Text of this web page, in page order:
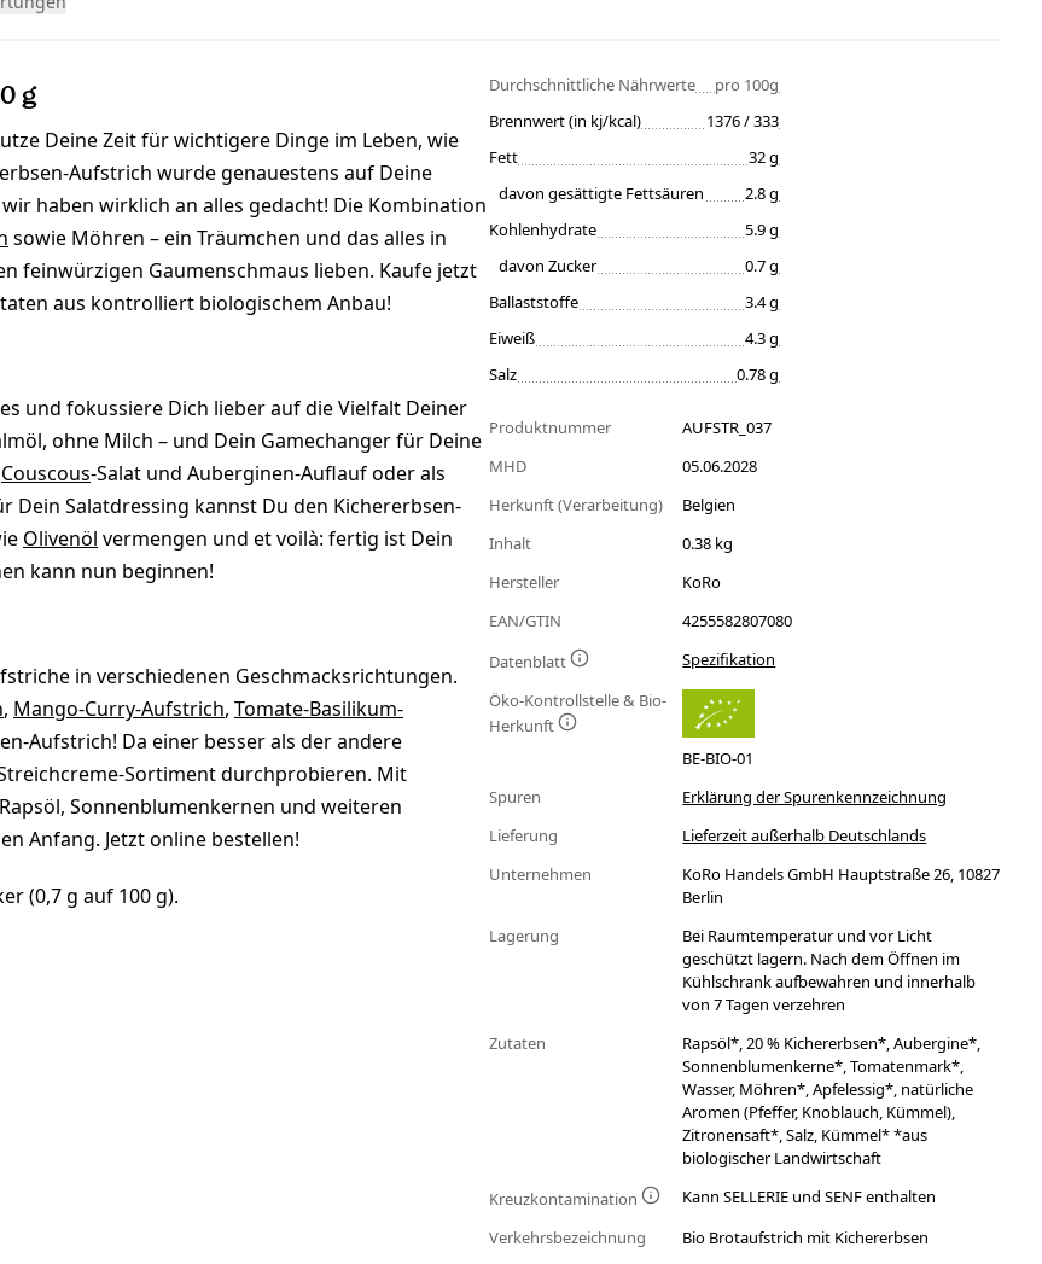
g
Deine Zeit für wichtigere Dinge im Leben, wie
Aufstrich wurde genauestens auf Deine
haben wirklich an alles gedacht! Die Kombination
sowie Möhren – ein Träumchen und das alles in
feinwürzigen Gaumenschmaus lieben. Kaufe jetzt
aus kontrolliert biologischem Anbau!
und fokussiere Dich lieber auf die Vielfalt Deiner
ohne Milch – und Dein Gamechanger für Deine
Couscous-Salat und Auberginen-Auflauf oder als
Dein Salatdressing kannst Du den Kichererbsen-
Olivenöl vermengen und et voilà: fertig ist Dein
kann nun beginnen!
in verschiedenen Geschmacksrichtungen.
, Mango-Curry-Aufstrich, Tomate-Basilikum-
Aufstrich! Da einer besser als der andere
Sortiment durchprobieren. Mit
Sonnenblumenkernen und weiteren
Anfang. Jetzt online bestellen!
(0,7 g auf 100 g).
Durchschnittliche Nährwerte
pro 100g
Brennwert (in kj/kcal)
1376 / 333
Fett
32 g
davon gesättigte Fettsäuren
2.8 g
Kohlenhydrate
5.9 g
davon Zucker
0.7 g
Ballaststoffe
3.4 g
Eiweiß
4.3 g
Salz
0.78 g
Produktnummer
AUFSTR_037
MHD
05.06.2028
Herkunft (Verarbeitung)
Belgien
Inhalt
0.38 kg
Hersteller
KoRo
EAN/GTIN
4255582807080
Datenblatt
Spezifikation
Öko-Kontrollstelle & Bio-
Herkunft
BE-BIO-01
Spuren
Erklärung der Spurenkennzeichnung
Lieferung
Lieferzeit außerhalb Deutschlands
Unternehmen
KoRo Handels GmbH Hauptstraße 26, 10827
Berlin
Lagerung
Bei Raumtemperatur und vor Licht
geschützt lagern. Nach dem Öffnen im
Kühlschrank aufbewahren und innerhalb
von 7 Tagen verzehren
Zutaten
Rapsöl*, 20 % Kichererbsen*, Aubergine*,
Sonnenblumenkerne*, Tomatenmark*,
Wasser, Möhren*, Apfelessig*, natürliche
Aromen (Pfeffer, Knoblauch, Kümmel),
Zitronensaft*, Salz, Kümmel* *aus
biologischer Landwirtschaft
Kreuzkontamination
Kann SELLERIE und SENF enthalten
Verkehrsbezeichnung
Bio Brotaufstrich mit Kichererbsen